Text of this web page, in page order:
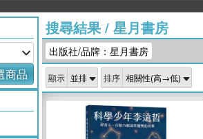
商品
搜尋結果/ 星月書房
出版社/品牌：星月書房
顯示 排序